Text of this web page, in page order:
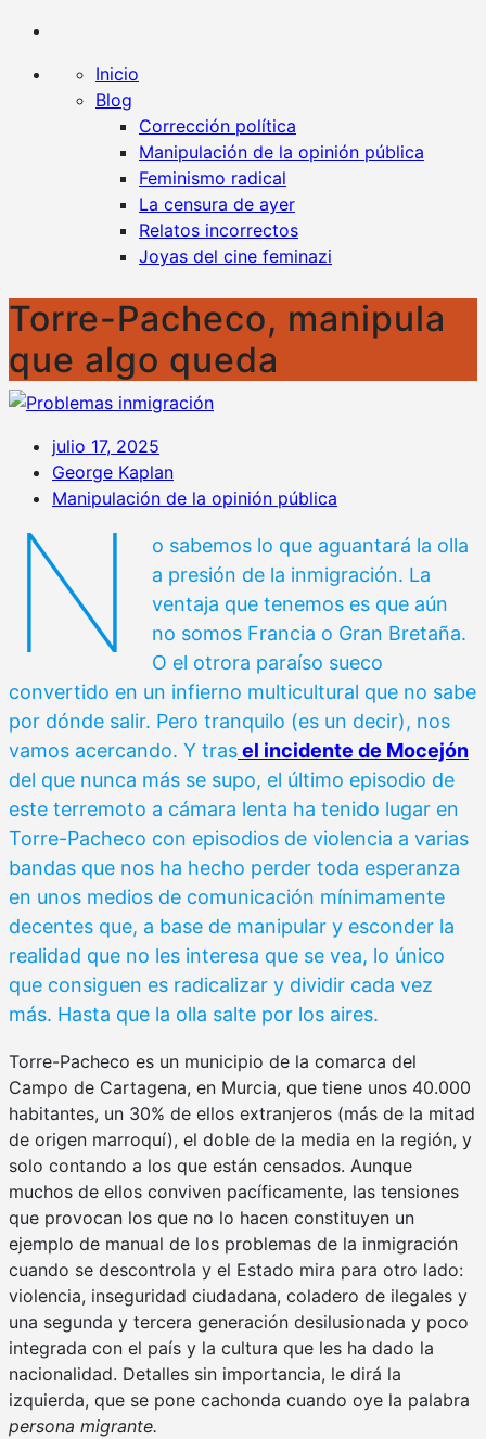
de censura
Inicio
Blog
Corrección política
Manipulación de la opinión pública
Feminismo radical
La censura de ayer
Relatos incorrectos
Joyas del cine feminazi
Torre-Pacheco, manipula
que algo queda
julio 17, 2025
George Kaplan
Manipulación de la opinión pública
N
o sabemos lo que aguantará la olla
a presión de la inmigración. La
ventaja que tenemos es que aún
no somos Francia o Gran Bretaña.
O el otrora paraíso sueco
convertido en un infierno multicultural que no sabe
por dónde salir. Pero tranquilo (es un decir), nos
vamos acercando. Y trasel incidente de Mocejón
del que nunca más se supo, el último episodio de
este terremoto a cámara lenta ha tenido lugar en
Torre-Pacheco con episodios de violencia a varias
bandas que nos ha hecho perder toda esperanza
en unos medios de comunicación mínimamente
decentes que, a base de manipular y esconder la
realidad que no les interesa que se vea, lo único
que consiguen es radicalizar y dividir cada vez
más. Hasta que la olla salte por los aires.
Torre-Pacheco es un municipio de la comarca del
Campo de Cartagena, en Murcia, que tiene unos 40.000
habitantes, un 30% de ellos extranjeros (más de la mitad
de origen marroquí), el doble de la media en la región, y
solo contando a los que están censados. Aunque
muchos de ellos conviven pacíficamente, las tensiones
que provocan los que no lo hacen constituyen un
ejemplo de manual de los problemas de la inmigración
cuando se descontrola y el Estado mira para otro lado:
violencia, inseguridad ciudadana, coladero de ilegales y
una segunda y tercera generación desilusionada y poco
integrada con el país y la cultura que les ha dado la
nacionalidad. Detalles sin importancia, le dirá la
izquierda, que se pone cachonda cuando oye la palabra
persona migrante.